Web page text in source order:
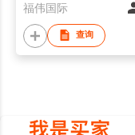
福伟国际
查询